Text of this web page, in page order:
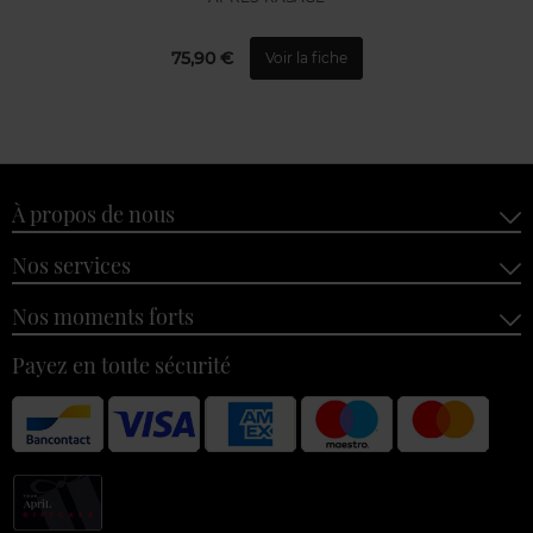
75,90 € Voir la fiche
À propos de nous
Nos services
Nos moments forts
Payez en toute sécurité